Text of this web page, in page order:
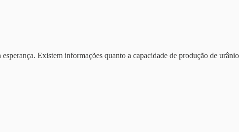
Existem informações quanto a capacidade de produção de